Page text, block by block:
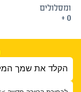
ומסלולים
0
+